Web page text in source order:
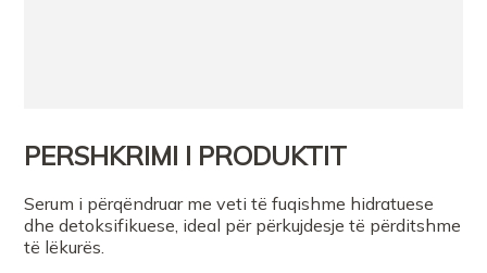
PERSHKRIMI I PRODUKTIT
Serum i përqëndruar me veti të fuqishme hidratuese
dhe detoksifikuese, ideal për përkujdesje të përditshme
të lëkurës.